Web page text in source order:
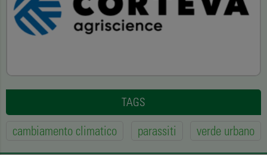
TAGS
cambiamento climatico parassiti verde urbano